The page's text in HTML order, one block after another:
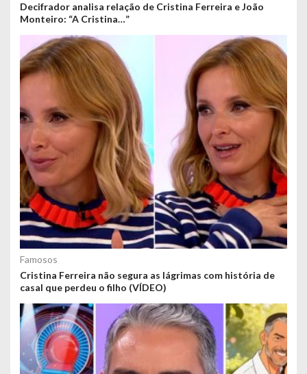
Decifrador analisa relação de Cristina Ferreira e João
Monteiro: “A Cristina…”
Famosos
Cristina Ferreira não segura as lágrimas com história de
casal que perdeu o filho (VÍDEO)